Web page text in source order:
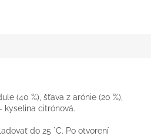
(40 %), šťava z arónie (20 %),
kyselina citrónová.
do 25 °C. Po otvorení